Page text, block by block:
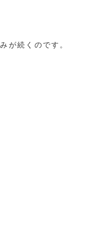
が続くのです。